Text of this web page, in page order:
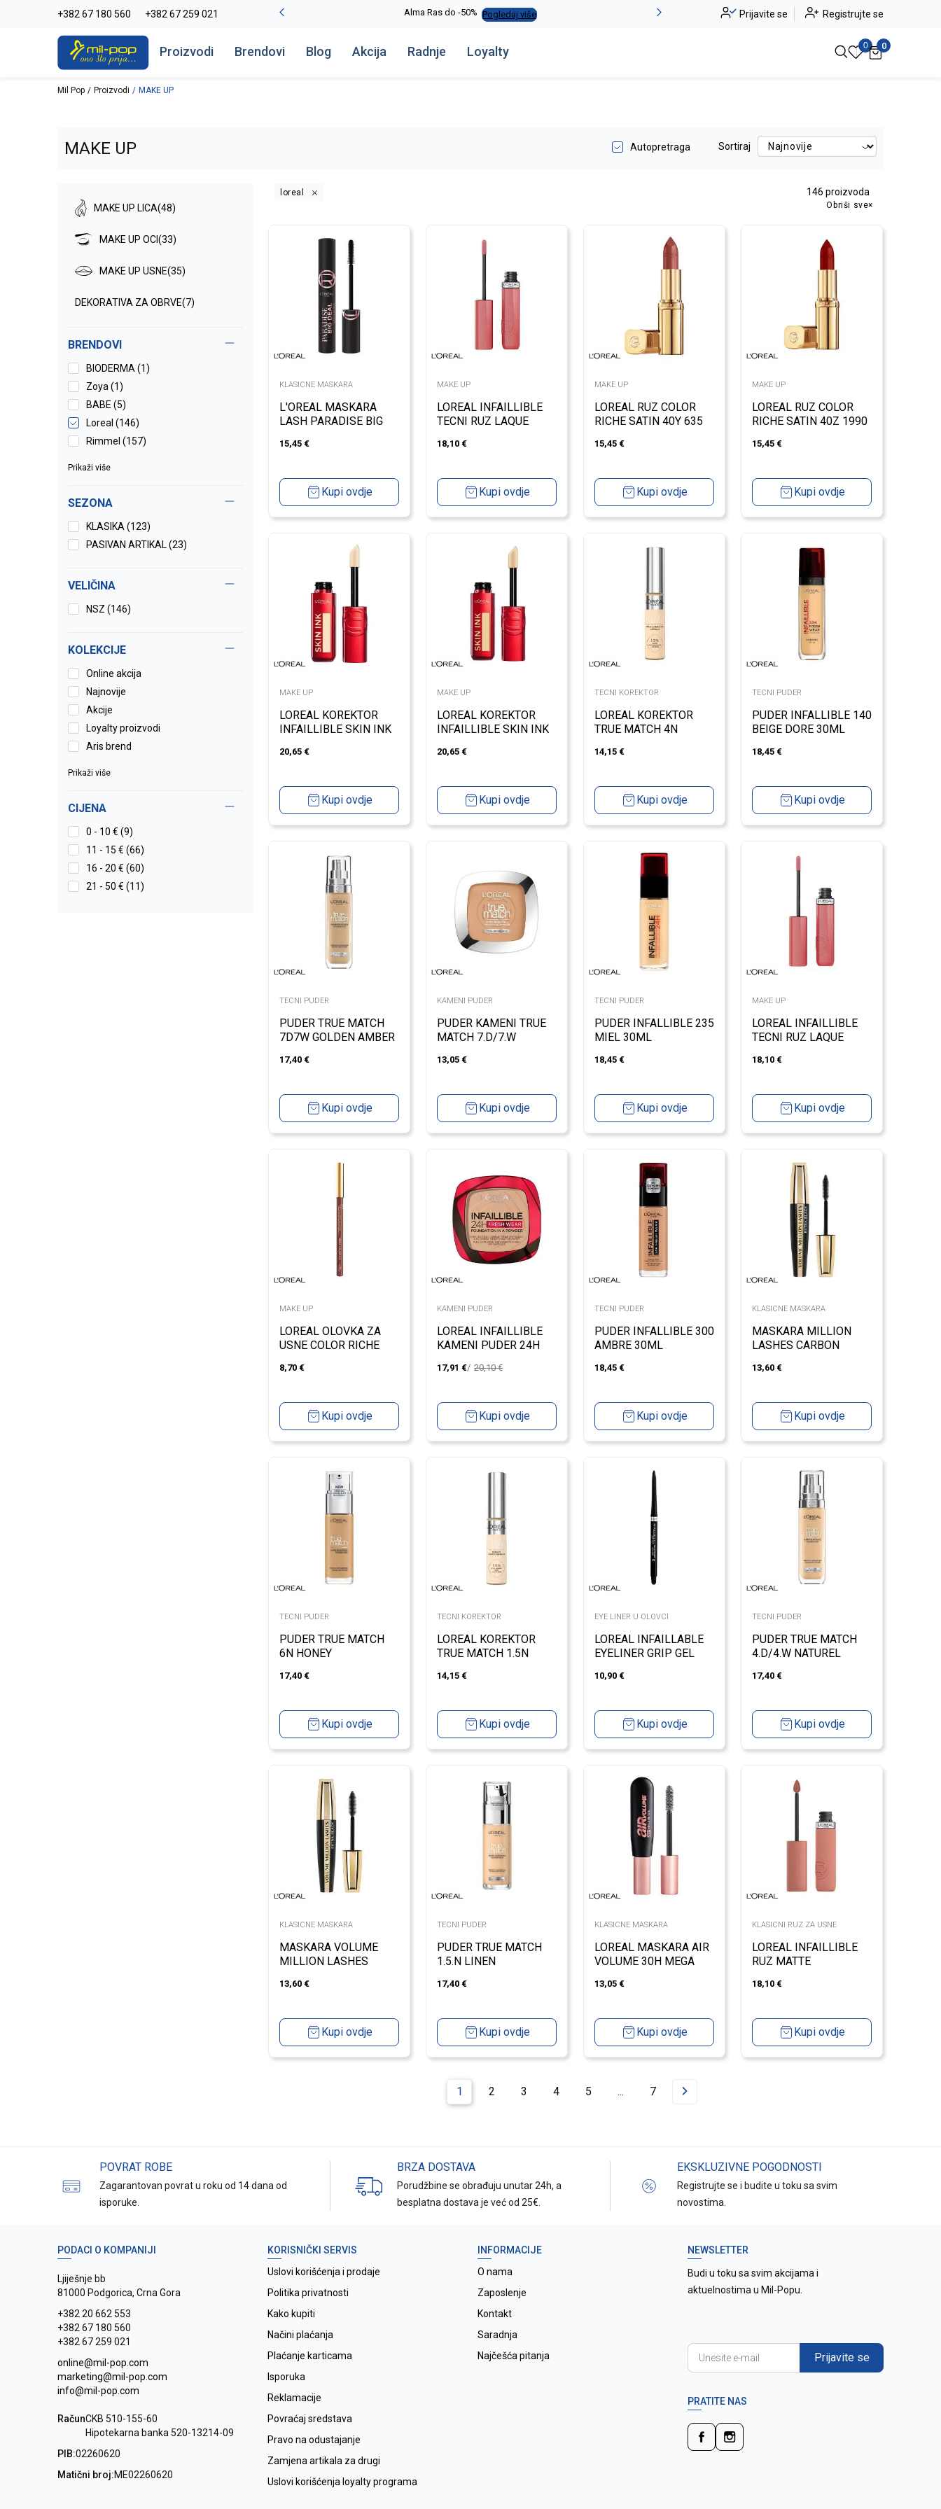
+382 67 180 560 +382 67 259 021
La Plage peškiri do -30% Pogledaj više Alma Ras do -50% Pogledaj više Provjerite naše specijalne ponude i artikle na sniženju!
Prijavite se Registrujte se
Proizvodi Brendovi Blog Akcija Radnje Loyalty 0 0
Mil Pop Proizvodi MAKE UP
MAKE UP Autopretraga Sortiraj
MAKE UP LICA(48)
MAKE UP OCI(33)
MAKE UP USNE(35)
DEKORATIVA ZA OBRVE(7)
BRENDOVI
BIODERMA (1)
Zoya (1)
BABE (5)
Loreal (146)
Rimmel (157)
Prikaži više
SEZONA
KLASIKA (123)
PASIVAN ARTIKAL (23)
VELIČINA
NSZ (146)
KOLEKCIJE
Online akcija
Najnovije
Akcije
Loyalty proizvodi
Aris brend
Prikaži više
CIJENA
0 - 10 € (9)
11 - 15 € (66)
16 - 20 € (60)
21 - 50 € (11)
loreal 146 proizvoda
Obriši sve
KLASICNE MASKARA
L'OREAL MASKARA
LASH PARADISE BIG
15,45 €
Kupi ovdje
MAKE UP
LOREAL INFAILLIBLE
TECNI RUZ LAQUE
LACQUER 600 LE NU
18,10 €
Kupi ovdje
MAKE UP
LOREAL RUZ COLOR
RICHE SATIN 40Y 635
15,45 €
Kupi ovdje
MAKE UP
LOREAL RUZ COLOR
RICHE SATIN 40Z 1990
15,45 €
Kupi ovdje
MAKE UP
LOREAL KOREKTOR
INFAILLIBLE SKIN INK
20,65 €
Kupi ovdje
MAKE UP
LOREAL KOREKTOR
INFAILLIBLE SKIN INK
20,65 €
Kupi ovdje
TECNI KOREKTOR
LOREAL KOREKTOR
TRUE MATCH 4N
14,15 €
Kupi ovdje
TECNI PUDER
PUDER INFALLIBLE 140
BEIGE DORE 30ML
18,45 €
Kupi ovdje
TECNI PUDER
PUDER TRUE MATCH
7D7W GOLDEN AMBER
17,40 €
Kupi ovdje
KAMENI PUDER
PUDER KAMENI TRUE
MATCH 7.D/7.W
13,05 €
Kupi ovdje
TECNI PUDER
PUDER INFALLIBLE 235
MIEL 30ML
18,45 €
Kupi ovdje
MAKE UP
LOREAL INFAILLIBLE
TECNI RUZ LAQUE
LACQUER 601 WORTH
18,10 €
Kupi ovdje
MAKE UP
LOREAL OLOVKA ZA
USNE COLOR RICHE
8,70 €
Kupi ovdje
KAMENI PUDER
LOREAL INFAILLIBLE
KAMENI PUDER 24H
17,91 € 20,10€
Kupi ovdje
TECNI PUDER
PUDER INFALLIBLE 300
AMBRE 30ML
18,45 €
Kupi ovdje
KLASICNE MASKARA
MASKARA MILLION
LASHES CARBON
13,60 €
Kupi ovdje
TECNI PUDER
PUDER TRUE MATCH
6N HONEY
17,40 €
Kupi ovdje
TECNI KOREKTOR
LOREAL KOREKTOR
TRUE MATCH 1.5N
14,15 €
Kupi ovdje
EYE LINER U OLOVCI
LOREAL INFAILLABLE
EYELINER GRIP GEL
INTENSE BLACK
10,90 €
Kupi ovdje
TECNI PUDER
PUDER TRUE MATCH
4.D/4.W NATUREL
17,40 €
Kupi ovdje
KLASICNE MASKARA
MASKARA VOLUME
MILLION LASHES
13,60 €
Kupi ovdje
TECNI PUDER
PUDER TRUE MATCH
1.5.N LINEN
17,40 €
Kupi ovdje
KLASICNE MASKARA
LOREAL MASKARA AIR
VOLUME 30H MEGA
13,05 €
Kupi ovdje
KLASICNI RUZ ZA USNE
LOREAL INFAILLIBLE
RUZ MATTE
WORTH IT NUDE?
18,10 €
Kupi ovdje
1 2 3 4 5 ... 7
POVRAT ROBE
Zagarantovan povrat u roku od 14 dana od
isporuke.
BRZA DOSTAVA
Porudžbine se obrađuju unutar 24h, a
besplatna dostava je već od 25€.
EKSKLUZIVNE POGODNOSTI
Registrujte se i budite u toku sa svim
novostima.
PODACI O KOMPANIJI
Ljiješnje bb
81000 Podgorica, Crna Gora
+382 20 662 553
+382 67 180 560
+382 67 259 021
online@mil-pop.com
marketing@mil-pop.com
info@mil-pop.com
RačunCKB 510-155-60
Hipotekarna banka 520-13214-09
PIB:02260620
Matični broj:ME02260620
KORISNIČKI SERVIS
Uslovi korišćenja i prodaje
Politika privatnosti
Kako kupiti
Načini plaćanja
Plaćanje karticama
Isporuka
Reklamacije
Povraćaj sredstava
Pravo na odustajanje
Zamjena artikala za drugi
Uslovi korišćenja loyalty programa
INFORMACIJE
O nama
Zaposlenje
Kontakt
Saradnja
Najčešća pitanja
NEWSLETTER
Budi u toku sa svim akcijama i
aktuelnostima u Mil-Popu.
Prijavite se
PRATITE NAS